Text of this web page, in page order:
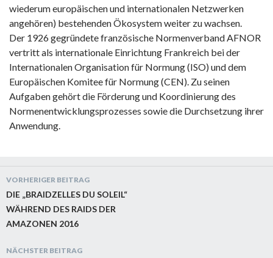
wiederum europäischen und internationalen Netzwerken
angehören) bestehenden Ökosystem weiter zu wachsen.
Der 1926 gegründete französische Normenverband AFNOR
vertritt als internationale Einrichtung Frankreich bei der
Internationalen Organisation für Normung (ISO) und dem
Europäischen Komitee für Normung (CEN). Zu seinen
Aufgaben gehört die Förderung und Koordinierung des
Normenentwicklungsprozesses sowie die Durchsetzung ihrer
Anwendung.
Beitragsnavigation
VORHERIGER BEITRAG
DIE „BRAIDZELLES DU SOLEIL“
WÄHREND DES RAIDS DER
AMAZONEN 2016
NÄCHSTER BEITRAG